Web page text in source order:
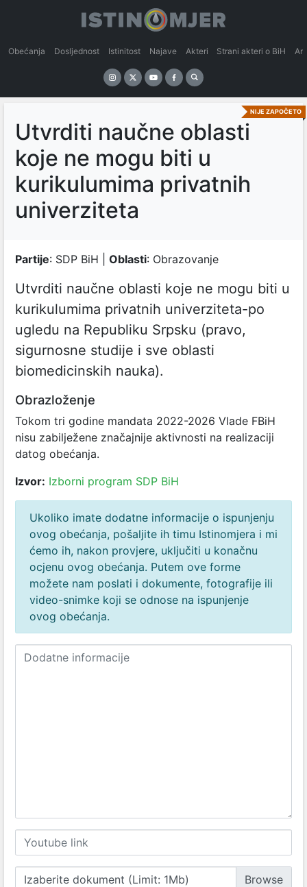
Obećanja Dosljednost Istinitost Najave Akteri Strani akteri o BiH
NIJE ZAPOČETO
Utvrditi naučne oblasti
koje ne mogu biti u
kurikulumima privatnih
univerziteta
Partije: SDP BiH | Oblasti: Obrazovanje
Utvrditi naučne oblasti koje ne mogu biti u
kurikulumima privatnih univerziteta-po
ugledu na Republiku Srpsku (pravo,
sigurnosne studije i sve oblasti
biomedicinskih nauka).
Obrazloženje
Tokom tri godine mandata 2022-2026 Vlade FBiH
nisu zabilježene značajnije aktivnosti na realizaciji
datog obećanja.
Izvor: Izborni program SDP BiH
Ukoliko imate dodatne informacije o ispunjenju
ovog obećanja, pošaljite ih timu Istinomjera i mi
ćemo ih, nakon provjere, uključiti u konačnu
ocjenu ovog obećanja. Putem ove forme
možete nam poslati i dokumente, fotografije ili
video-snimke koji se odnose na ispunjenje
ovog obećanja.
Izaberite dokument (Limit: 1Mb)